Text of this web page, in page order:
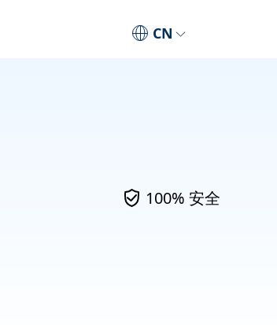
CN
100% 安全